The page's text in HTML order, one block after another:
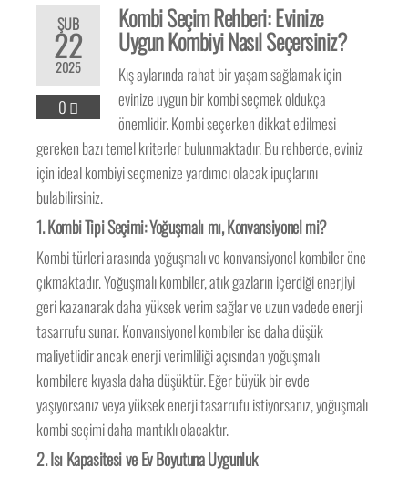
ŞUB
22
2025
0
Kombi Seçim Rehberi: Evinize
Uygun Kombiyi Nasıl Seçersiniz?
Kış aylarında rahat bir yaşam sağlamak için
evinize uygun bir kombi seçmek oldukça
önemlidir. Kombi seçerken dikkat edilmesi
gereken bazı temel kriterler bulunmaktadır. Bu rehberde, eviniz
için ideal kombiyi seçmenize yardımcı olacak ipuçlarını
bulabilirsiniz.
1.Kombi Tipi Seçimi: Yoğuşmalı mı, Konvansiyonel mi?
Kombi türleri arasında yoğuşmalı ve konvansiyonel kombiler öne
çıkmaktadır. Yoğuşmalı kombiler, atık gazların içerdiği enerjiyi
geri kazanarak daha yüksek verim sağlar ve uzun vadede enerji
tasarrufu sunar. Konvansiyonel kombiler ise daha düşük
maliyetlidir ancak enerji verimliliği açısından yoğuşmalı
kombilere kıyasla daha düşüktür. Eğer büyük bir evde
yaşıyorsanız veya yüksek enerji tasarrufu istiyorsanız, yoğuşmalı
kombi seçimi daha mantıklı olacaktır.
2.Isı Kapasitesi ve Ev Boyutuna Uygunluk